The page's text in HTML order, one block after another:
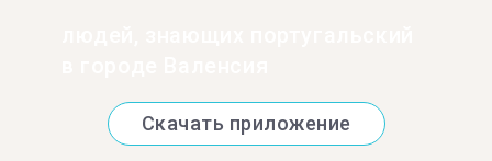
Скачать приложение